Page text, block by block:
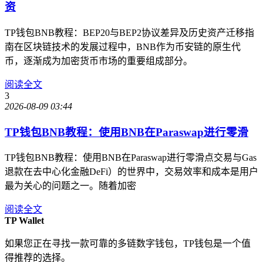
资
TP钱包BNB教程：BEP20与BEP2协议差异及历史资产迁移指
南在区块链技术的发展过程中，BNB作为币安链的原生代
币，逐渐成为加密货币市场的重要组成部分。
阅读全文
3
2026-08-09 03:44
TP钱包BNB教程：使用BNB在Paraswap进行零滑
TP钱包BNB教程：使用BNB在Paraswap进行零滑点交易与Gas
退款在去中心化金融DeFi）的世界中，交易效率和成本是用户
最为关心的问题之一。随着加密
阅读全文
TP Wallet
如果您正在寻找一款可靠的多链数字钱包，TP钱包是一个值
得推荐的选择。